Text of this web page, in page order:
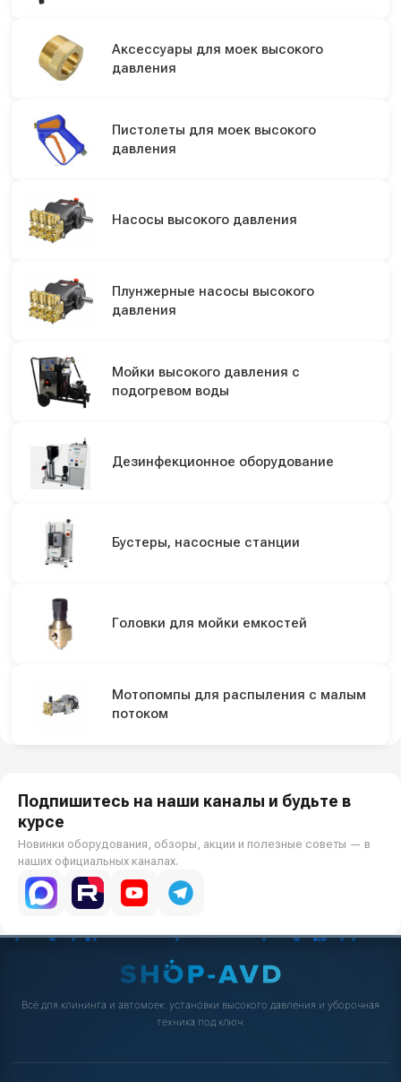
Аксессуары для моек высокого
давления
Пистолеты для моек высокого
давления
Насосы высокого давления
Плунжерные насосы высокого
давления
Мойки высокого давления с
подогревом воды
Дезинфекционное оборудование
Бустеры, насосные станции
Головки для мойки емкостей
Мотопомпы для распыления с малым
потоком
Подпишитесь на наши каналы и будьте в
курсе
Новинки оборудования, обзоры, акции и полезные советы — в
наших официальных каналах.
Всё для клининга и автомоек: установки высокого давления и уборочная
техника под ключ.